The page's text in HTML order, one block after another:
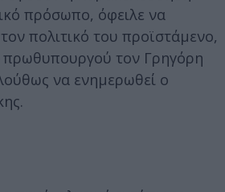
πρόσωπο, όφειλε να
πολιτικό του προϊστάμενο,
πρωθυπουργού τον Γρηγόρη
να ενημερωθεί ο